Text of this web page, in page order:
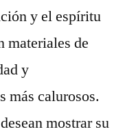
y el espíritu
materiales de
y
más calurosos.
mostrar su